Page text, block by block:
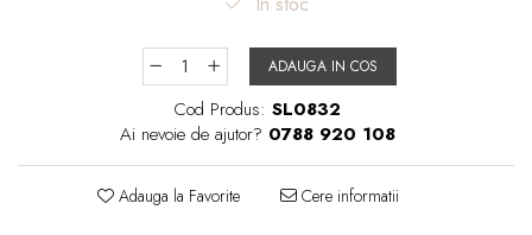
ADAUGA IN COS
Cod Produs: SL0832
Ai nevoie de ajutor? 0788 920 108
Adauga la Favorite Cere informatii